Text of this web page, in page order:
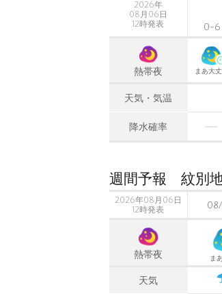
2026年
08月06日
12時発表
0-6
熱帯夜 まあ大
天気・気温
降水確率
週間予報 紋別地
2026年08月06日
12時発表
熱帯夜 ま
天気